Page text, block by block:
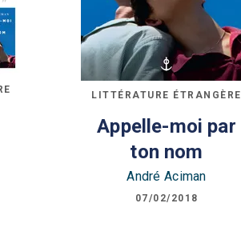
LITTÉRATURE ÉTRANGÈRE
Appelle-moi par
ton nom
André Aciman
07/02/2018